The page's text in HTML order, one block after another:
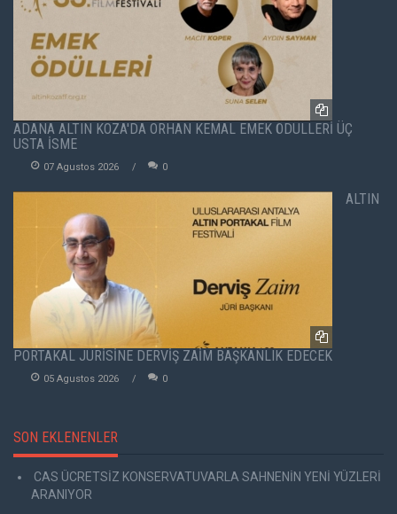
ADANA ALTIN KOZA'DA ORHAN KEMAL EMEK ÖDÜLLERİ ÜÇ
USTA İSME
07 Agustos 2026 0
ALTIN
PORTAKAL JÜRİSİNE DERVİŞ ZAİM BAŞKANLIK EDECEK
05 Agustos 2026 0
SON EKLENENLER
CAS ÜCRETSİZ KONSERVATUVARLA SAHNENİN YENİ YÜZLERİ
ARANIYOR